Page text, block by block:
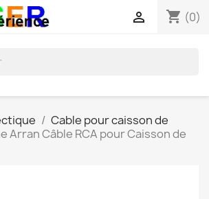
shopping_cart (0)

Cable pour caisson de
Arran Câble RCA pour Caisson de